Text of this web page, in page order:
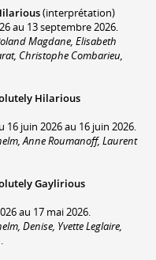
(interprétation)
au 13 septembre 2026.
Magdane, Elisabeth
Christophe Combarieu,
Hilarious
juin 2026 au 16 juin 2026.
Anne Roumanoff, Laurent
Gaylirious
au 17 mai 2026.
Denise, Yvette Leglaire,